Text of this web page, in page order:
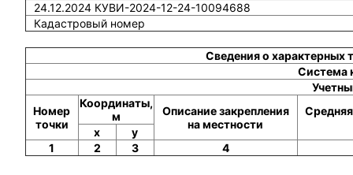
24.12.2024 КУВИ-2024-12-24-10094688
Кадастровый номер
Сведения о характерных
Система
Номер
точки
Координаты,
м
Описание закрепления
на местности
x
y
1
2 3 4